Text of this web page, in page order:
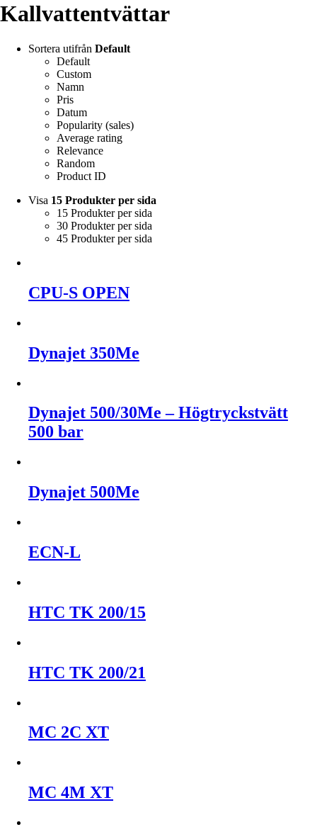
Kallvattentvättar
Sortera utifrån Default
Default
Custom
Namn
Pris
Datum
Popularity (sales)
Average rating
Relevance
Random
Product ID
Visa 15 Produkter per sida
15 Produkter per sida
30 Produkter per sida
45 Produkter per sida
CPU-S OPEN
Dynajet 350Me
Dynajet 500/30Me – Högtryckstvätt
500 bar
Dynajet 500Me
ECN-L
HTC TK 200/15
HTC TK 200/21
MC 2C XT
MC 4M XT